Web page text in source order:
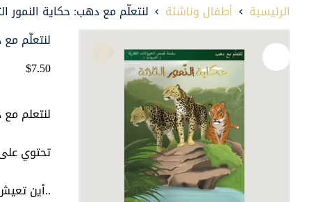
الرئيسية أطفال وناشئة
لنتعلّم مع دهب: حكاية النمور
لنتعلّم مع
$7.50
لنتعلم
تحتوي
..أين